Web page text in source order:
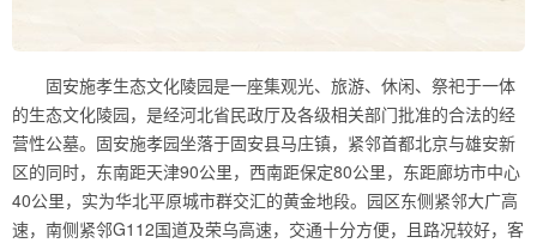
固安施孝生态文化陵园是一座集观光、旅游、休闲、祭祀于一体
的生态文化陵园，是经河北省民政厅及各级相关部门批准的合法的经
营性公墓。固安施孝园坐落于固安县马庄镇，紧邻首都北京与雄安新
区的同时，东南距天津90公里，西南距保定80公里，东距廊坊市中心
40公里，实为华北平原城市群交汇的黄金地段。园区东侧紧邻大广高
速，南侧紧邻G112国道及荣乌高速，交通十分方便，且路况较好，客